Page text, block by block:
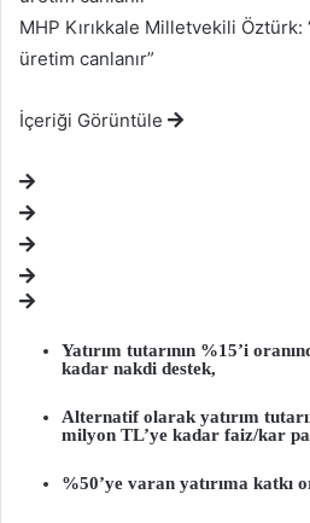
MHP Kırıkkale Milletvekili
üretim canlanır”
İçeriği Görüntüle
Yatırım tutarının %15’i
kadar nakdi destek
Alternatif olarak yatırım
milyon TL’ye kadar faiz/kar
%50’ye varan yatırıma katkı